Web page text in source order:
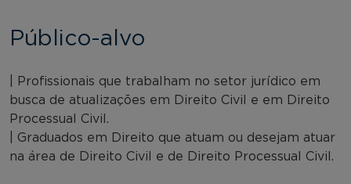
Público-alvo
| Profissionais que trabalham no setor jurídico em
busca de atualizações em Direito Civil e em Direito
Processual Civil.
| Graduados em Direito que atuam ou desejam atuar
na área de Direito Civil e de Direito Processual Civil.